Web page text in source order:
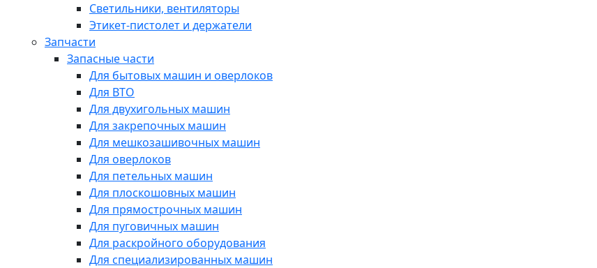
Светильники, вентиляторы
Этикет-пистолет и держатели
Запчасти
Запасные части
Для бытовых машин и оверлоков
Для ВТО
Для двухигольных машин
Для закрепочных машин
Для мешкозашивочных машин
Для оверлоков
Для петельных машин
Для плоскошовных машин
Для прямострочных машин
Для пуговичных машин
Для раскройного оборудования
Для специализированных машин